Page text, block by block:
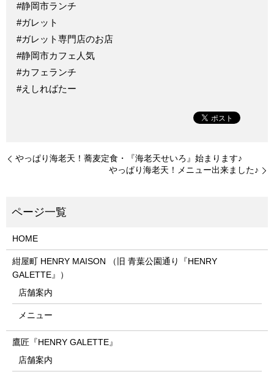
#静岡市ランチ
#ガレット
#ガレット専門店のお店
#静岡市カフェ人気
#カフェランチ
#えしればたー
やっぱり海老天！蕎麦定食・『海老天せいろ』始まります♪
やっぱり海老天！メニュー出来ました♪
HOME
紺屋町 HENRY MAISON （旧 青葉公園通り『HENRY
GALETTE』）
店舗案内
メニュー
鷹匠『HENRY GALETTE』
店舗案内